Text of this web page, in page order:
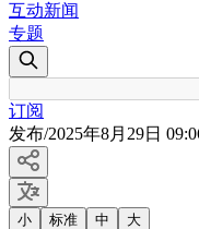
互动新闻
专题
订阅
发布/2025年8月29日
小 标准 中 大